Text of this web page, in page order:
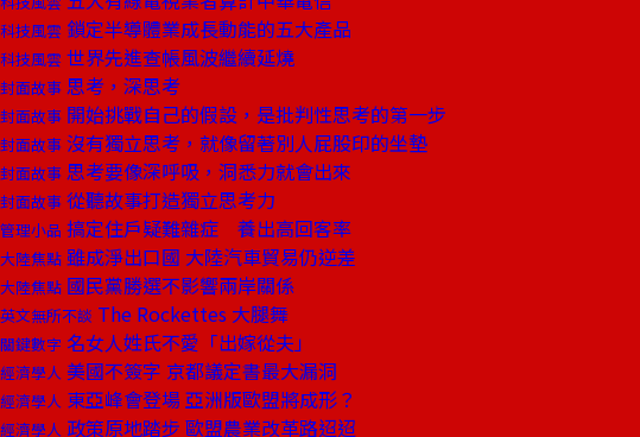
科技風雲 鎖定半導體業成長動能的五大產品
科技風雲 世界先進查帳風波繼續延燒
封面故事 思考，深思考
封面故事 開始挑戰自己的假設，是批判性思考的第一步
封面故事 沒有獨立思考，就像留著別人屁股印的坐墊
封面故事 思考要像深呼吸，洞悉力就會出來
封面故事 從聽故事打造獨立思考力
管理小品 搞定住戶疑難雜症 養出高回客率
大陸焦點 雖成淨出口國 大陸汽車貿易仍逆差
大陸焦點 國民黨勝選不影響兩岸關係
英文無所不談 The Rockettes 大腿舞
關鍵數字 名女人姓氏不愛「出嫁從夫」
經濟學人 美國不簽字 京都議定書最大漏洞
經濟學人 東亞峰會登場 亞洲版歐盟將成形？
經濟學人 政策原地踏步 歐盟農業改革路迢迢